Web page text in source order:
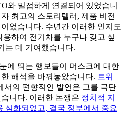
와 밀접하게 연결되어 있었습니
최고의 스토리텔러, 제품 비전
었습니다. 수년간 이러한 인지도
용하여 전기차를 누구나 갖고 싶
는 데 기여했습니다.
에 띄는 행보들이 머스크에 대한
해석을 바꿔놓았습니다. 트위
서의 편향적인 발언은 그를 극단
니다. 이러한 논쟁은 정치적 지
심화되었고, 결국 정부에서 중요